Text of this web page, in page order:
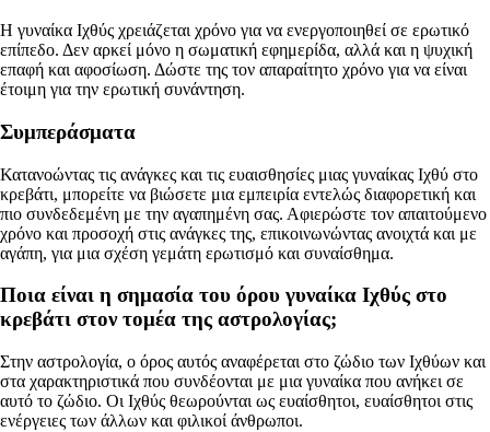
Η γυναίκα Ιχθύς χρειάζεται χρόνο για να ενεργοποιηθεί σε ερωτικό
επίπεδο. Δεν αρκεί μόνο η σωματική εφημερίδα, αλλά και η ψυχική
επαφή και αφοσίωση. Δώστε της τον απαραίτητο χρόνο για να είναι
έτοιμη για την ερωτική συνάντηση.
Συμπεράσματα
Κατανοώντας τις ανάγκες και τις ευαισθησίες μιας γυναίκας Ιχθύ στο
κρεβάτι, μπορείτε να βιώσετε μια εμπειρία εντελώς διαφορετική και
πιο συνδεδεμένη με την αγαπημένη σας. Αφιερώστε τον απαιτούμενο
χρόνο και προσοχή στις ανάγκες της, επικοινωνώντας ανοιχτά και με
αγάπη, για μια σχέση γεμάτη ερωτισμό και συναίσθημα.
Ποια είναι η σημασία του όρου γυναίκα Ιχθύς στο
κρεβάτι στον τομέα της αστρολογίας;
Στην αστρολογία, ο όρος αυτός αναφέρεται στο ζώδιο των Ιχθύων και
στα χαρακτηριστικά που συνδέονται με μια γυναίκα που ανήκει σε
αυτό το ζώδιο. Οι Ιχθύς θεωρούνται ως ευαίσθητοι, ευαίσθητοι στις
ενέργειες των άλλων και φιλικοί άνθρωποι.